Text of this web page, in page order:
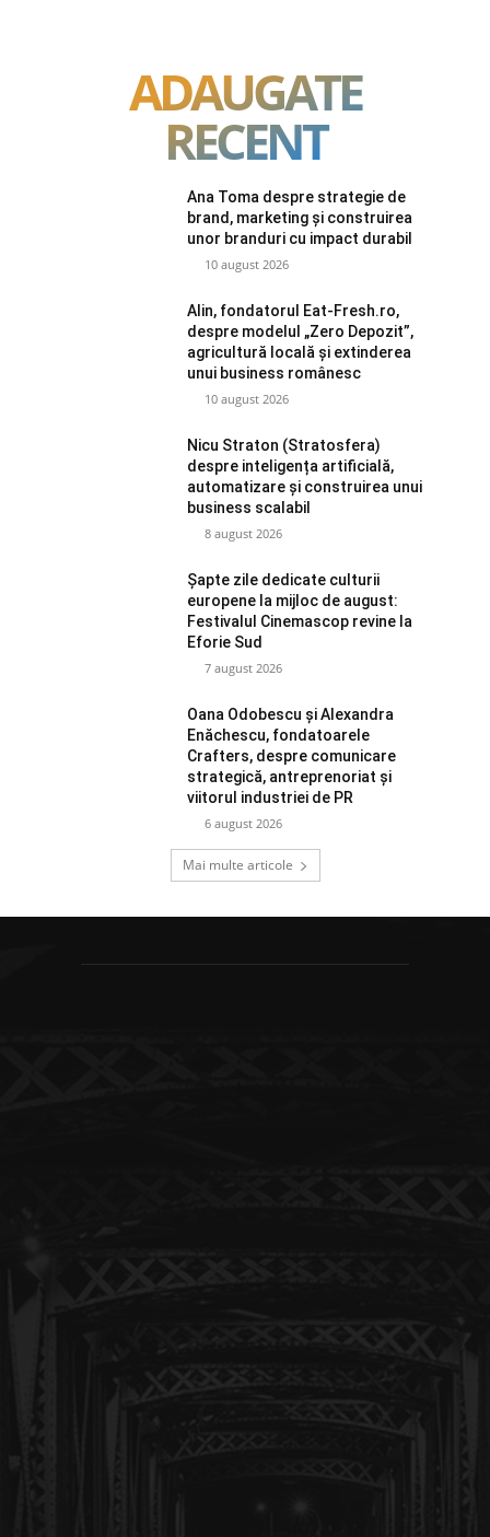
ADAUGATE
RECENT
Ana Toma despre strategie de
brand, marketing și construirea
unor branduri cu impact durabil
10 august 2026
Alin, fondatorul Eat-Fresh.ro,
despre modelul „Zero Depozit”,
agricultură locală și extinderea
unui business românesc
10 august 2026
Nicu Straton (Stratosfera)
despre inteligența artificială,
automatizare și construirea unui
business scalabil
8 august 2026
Șapte zile dedicate culturii
europene la mijloc de august:
Festivalul Cinemascop revine la
Eforie Sud
7 august 2026
Oana Odobescu și Alexandra
Enăchescu, fondatoarele
Crafters, despre comunicare
strategică, antreprenoriat și
viitorul industriei de PR
6 august 2026
Mai multe articole